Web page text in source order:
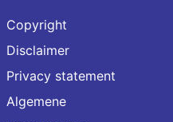
Copyright
Disclaimer
Privacy statement
Algemene